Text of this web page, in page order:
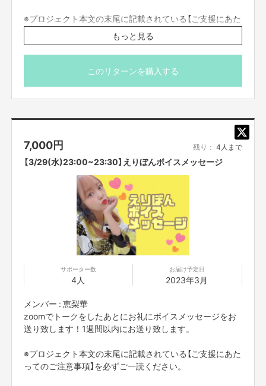
【所在地】
大阪市中央区難波千日前11番6号
お問い合わせは下記のURLのメッセージからご連絡ください。
https://cf.fany.lol/users/message/view/38899
不良品、発送品間違いの場合は無料で交換させていただきます。到着日から
7日以内に上記問い合わせ先へご連絡ください。それ以上経過しますと返品
をお受け出来ない場合がございます。※サポーターのご都合によるキャンセ
ル・返品・交換はお受けできません。
不良品、発送商品間違いの場合、着払いにて対応いたします。
※プロジェクト本文の末尾に記載されている【ご支援にあた
ってのご注意事項】を必ずご一読ください。
もっと見る
このリターンを購入する
7,000円 残り： 4人まで
【3/29(水)23:00~23:30】えりぼんボイスメッセージ
サポーター数
4人
お届け予定日
2023年3月
メンバー : 恵梨華
zoomでトークをしたあとにお礼にボイスメッセージをお
送り致します！1週間以内にお送り致します。
※プロジェクト本文の末尾に記載されている【ご支援にあた
ってのご注意事項】を必ずご一読ください。